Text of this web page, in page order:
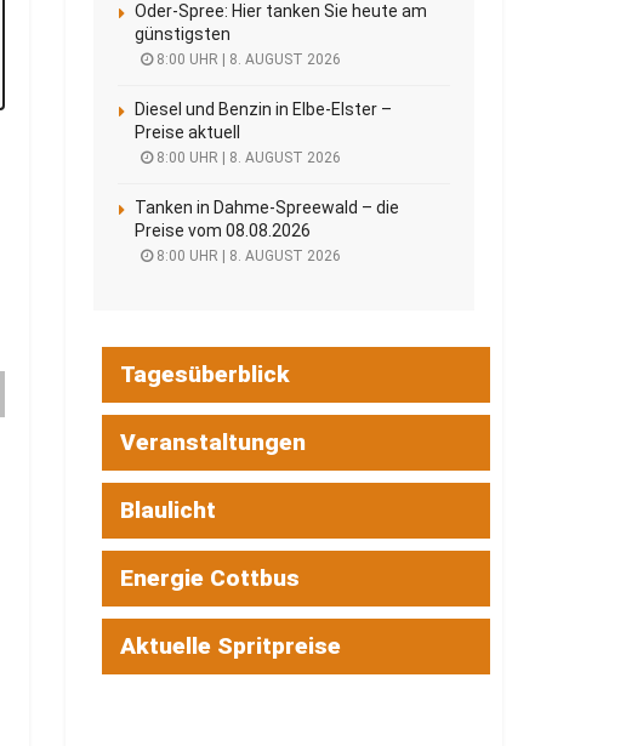
Oder-Spree: Hier tanken Sie heute am
günstigsten
8:00 UHR | 8. AUGUST 2026
Diesel und Benzin in Elbe-Elster –
Preise aktuell
8:00 UHR | 8. AUGUST 2026
Tanken in Dahme-Spreewald – die
Preise vom 08.08.2026
8:00 UHR | 8. AUGUST 2026
Tagesüberblick
Veranstaltungen
Blaulicht
Energie Cottbus
Aktuelle Spritpreise